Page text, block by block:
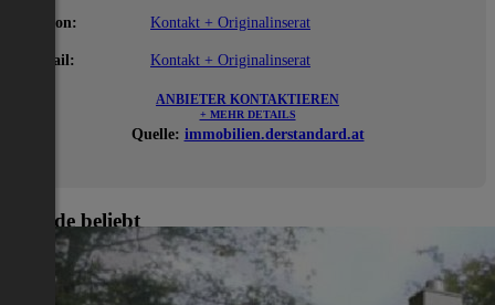
Telefon: Kontakt + Originalinserat
E-Mail: Kontakt + Originalinserat
ANBIETER KONTAKTIEREN
+ MEHR DETAILS
Quelle: immobilien.derstandard.at
Gerade beliebt